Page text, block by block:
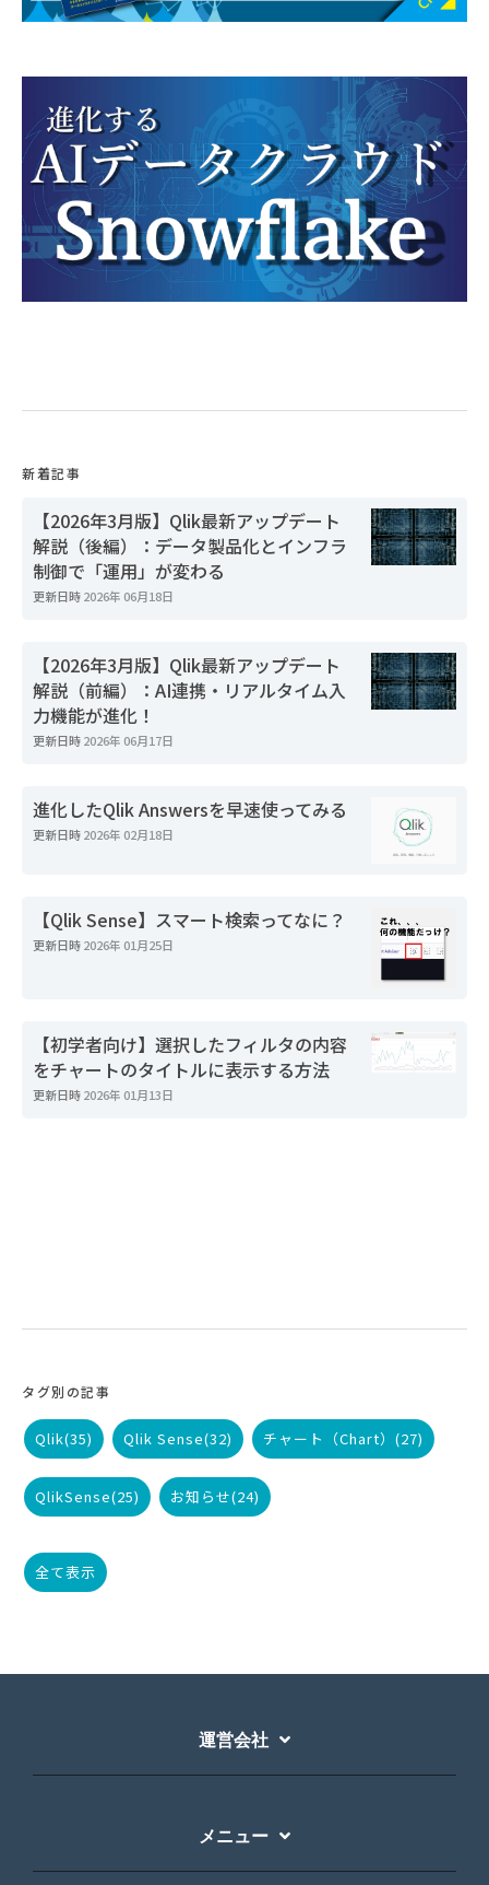
新着記事
【2026年3月版】Qlik最新アップデート
解説（後編）：データ製品化とインフラ
制御で「運用」が変わる
更新日時2026年 06月18日
【2026年3月版】Qlik最新アップデート
解説（前編）：AI連携・リアルタイム入
力機能が進化！
更新日時2026年 06月17日
進化したQlik Answersを早速使ってみる
更新日時2026年 02月18日
【Qlik Sense】スマート検索ってなに？
更新日時2026年 01月25日
【初学者向け】選択したフィルタの内容
をチャートのタイトルに表示する方法
更新日時2026年 01月13日
タグ別の記事
Qlik(35) Qlik Sense(32) チャート（Chart） (27)
QlikSense(25) お知らせ(24)
全て表示
運営会社
メニュー